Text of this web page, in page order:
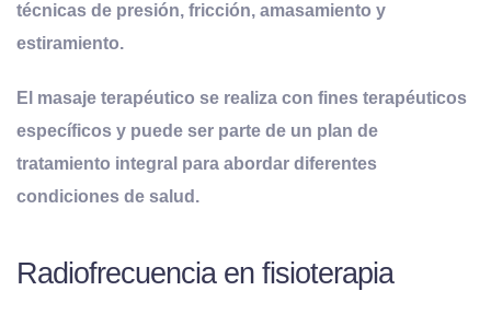
técnicas de presión, fricción, amasamiento y
estiramiento.
El masaje terapéutico se realiza con fines terapéuticos
específicos y puede ser parte de un plan de
tratamiento integral para abordar diferentes
condiciones de salud.
Radiofrecuencia en fisioterapia